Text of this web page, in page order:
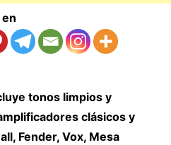
tonos limpios y
clásicos y
Fender, Vox, Mesa